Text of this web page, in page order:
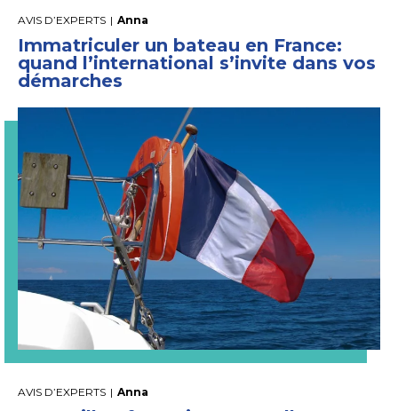
Anna
|
AVIS D’EXPERTS
Immatriculer un bateau en France:
quand l’international s’invite dans vos
démarches
Anna
|
AVIS D’EXPERTS